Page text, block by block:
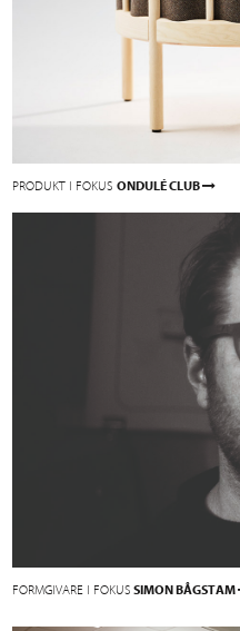
PRODUKT I FOKUSONDULÉ CLUB
FORMGIVARE I FOKUS SIMON BÅGSTAM